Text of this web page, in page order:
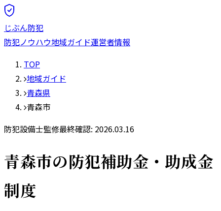
じぶん防犯
防犯ノウハウ地域ガイド運営者情報
TOP
地域ガイド
青森県
青森市
防犯設備士監修最終確認: 2026.03.16
青森市の防犯補助金・助成金
制度